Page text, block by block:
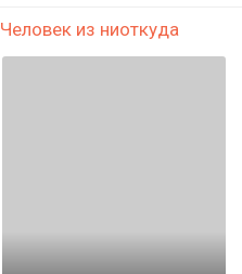
Человек из ниоткуда